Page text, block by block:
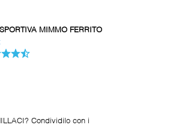
MIMMO FERRITO
Condividilo con i